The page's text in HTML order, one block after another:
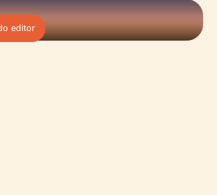
editor